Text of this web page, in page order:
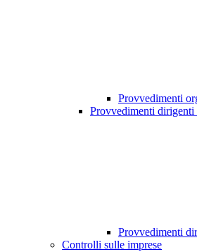
Provvedimenti
Provvedimenti
Provvedimenti
Controlli sulle imprese